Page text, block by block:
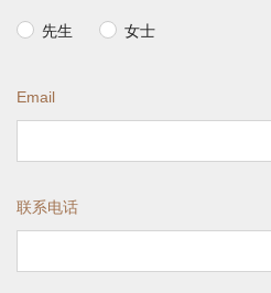
先生 女士
Email
联系电话